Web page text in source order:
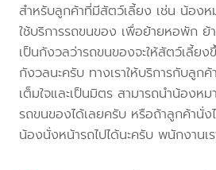
สำหรับลูกค้าที่มีสัตว์เลี้ยง เช่น น้อง
ใช้บริการรถขนของ เพื่อย้ายหอพัก
เป็นกังวลว่ารถขนของจะให้สัตว์เลี้ยง
กังวลนะครับ ทางเราให้บริการกับลูก
เต็มใจและเป็นมิตร สามารถนำน้องห
รถขนของได้เลยครับ หรือถ้าลูกค้านั่
น้องนั่งหน้ารถไปได้นะครับ พนักงาน